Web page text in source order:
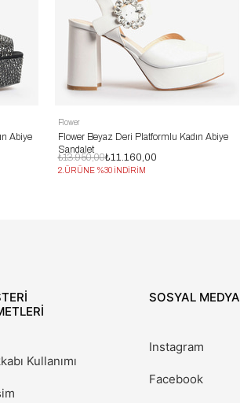
Abiye
Flower
Flower Beyaz Deri Platformlu Kadın Abiye
Sandalet
₺11.160,00
₺13.950,00
2.ÜRÜNE %30 İNDİRİM
Kullanımı
SOSYAL MEDYA
Instagram
Facebook